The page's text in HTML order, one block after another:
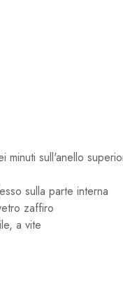
sull'anello
sulla parte interna
zaffiro
a vite